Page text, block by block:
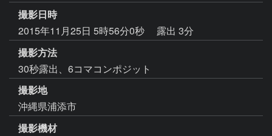
撮影日時
2015年11月25日 5時56分0秒
露出 3分
撮影方法
30秒露出、6コマコンポジット
撮影地
沖縄県浦添市
撮影機材